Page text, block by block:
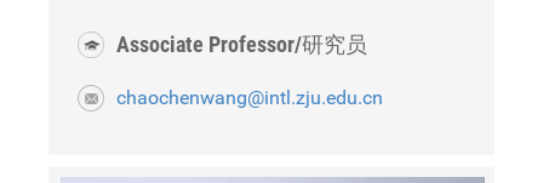
Associate Professor/研究员
chaochenwang@intl.zju.edu.cn